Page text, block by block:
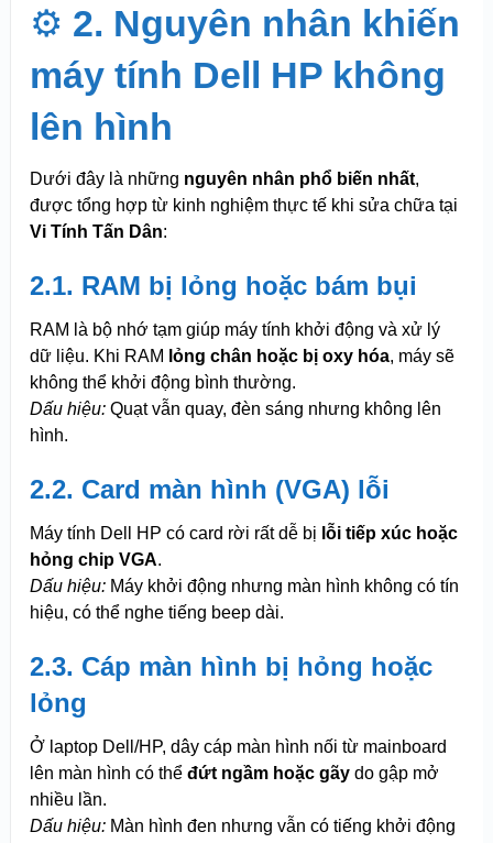
⚙️ 2. Nguyên nhân khiến
máy tính Dell HP không
lên hình
Dưới đây là những nguyên nhân phổ biến nhất,
được tổng hợp từ kinh nghiệm thực tế khi sửa chữa tại
Vi Tính Tấn Dân:
2.1. RAM bị lỏng hoặc bám bụi
RAM là bộ nhớ tạm giúp máy tính khởi động và xử lý
dữ liệu. Khi RAM lỏng chân hoặc bị oxy hóa, máy sẽ
không thể khởi động bình thường.
Dấu hiệu:Quạt vẫn quay, đèn sáng nhưng không lên
hình.
2.2. Card màn hình (VGA) lỗi
Máy tính Dell HP có card rời rất dễ bị lỗi tiếp xúc hoặc
hỏng chip VGA.
Dấu hiệu:Máy khởi động nhưng màn hình không có tín
hiệu, có thể nghe tiếng beep dài.
2.3. Cáp màn hình bị hỏng hoặc
lỏng
Ở laptop Dell/HP, dây cáp màn hình nối từ mainboard
lên màn hình có thể đứt ngầm hoặc gãydo gập mở
nhiều lần.
Dấu hiệu:Màn hình đen nhưng vẫn có tiếng khởi động